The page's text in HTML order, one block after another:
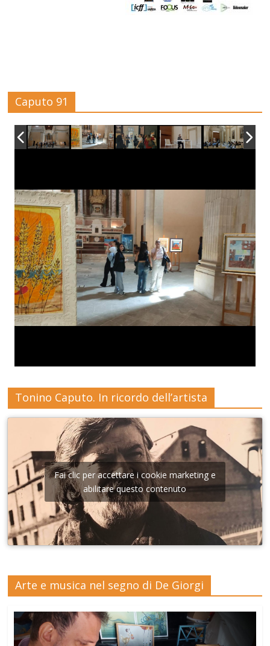
Caputo 91
Tonino Caputo. In ricordo dell’artista
Fai clic per accettare i cookie marketing e
abilitare questo contenuto
Arte e musica nel segno di De Giorgi